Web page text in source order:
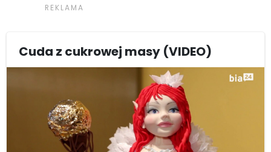
Cuda z cukrowej masy (VIDEO)